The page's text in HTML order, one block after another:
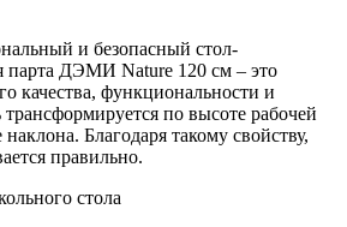
и безопасный стол-
парта ДЭМИ Nature 120 см – это
качества, функциональности и
по высоте рабочей
Благодаря такому свойству,
правильно.
стола